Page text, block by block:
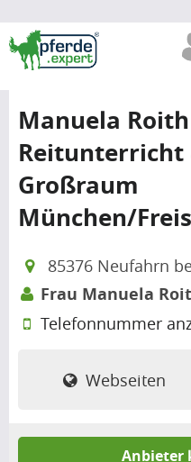
Manuela
Großraum
München/
85376 Neufahrn
Frau Manuela
Telefonnummer
Webseiten
Anbieter